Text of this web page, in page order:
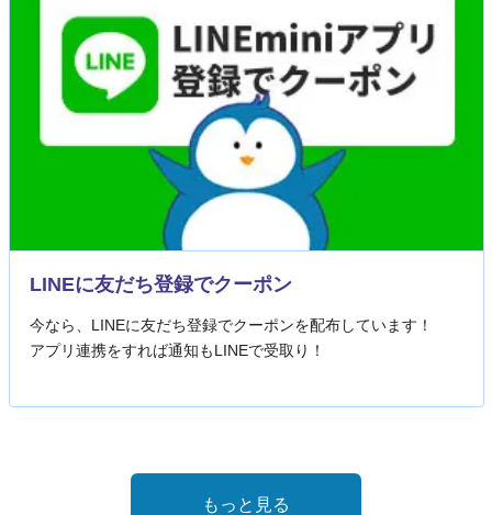
LINEに友だち登録でクーポン
今なら、LINEに友だち登録でクーポンを配布しています！
アプリ連携をすれば通知もLINEで受取り！
もっと見る